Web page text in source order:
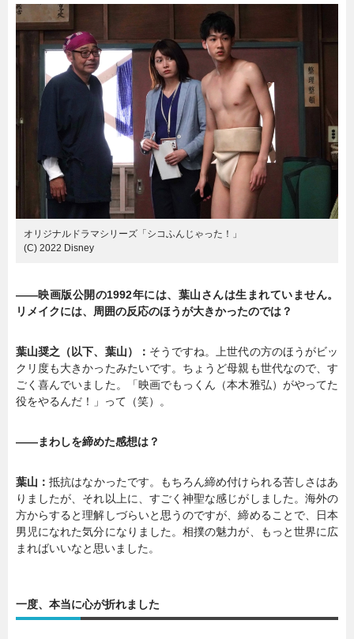
オリジナルドラマシリーズ「シコふんじゃった！」
(C) 2022 Disney
――映画版公開の1992年には、葉山さんは生まれていません。
リメイクには、周囲の反応のほうが大きかったのでは？
葉山奨之（以下、葉山）： そうですね。上世代の方のほうがビッ
クリ度も大きかったみたいです。ちょうど母親も世代なので、す
ごく喜んでいました。「映画でもっくん（本木雅弘）がやってた
役をやるんだ！」って（笑）。
――まわしを締めた感想は？
葉山：抵抗はなかったです。もちろん締め付けられる苦しさはあ
りましたが、それ以上に、すごく神聖な感じがしました。海外の
方からすると理解しづらいと思うのですが、締めることで、日本
男児になれた気分になりました。相撲の魅力が、もっと世界に広
まればいいなと思いました。
一度、本当に心が折れました